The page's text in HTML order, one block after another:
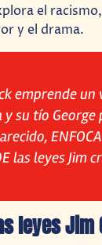
el
y el drama.
emprende un
su tío George
las leyes Jim
leyes Jim